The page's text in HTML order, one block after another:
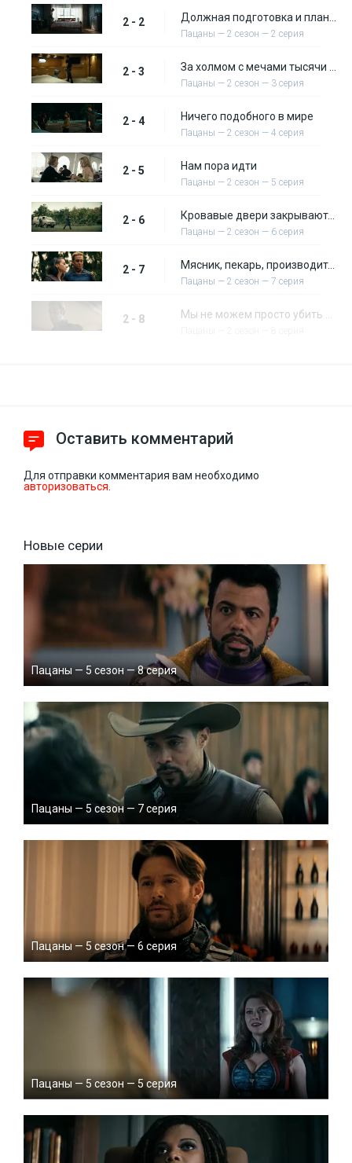
2 - 2
Пацаны — 2 сезон — 2 серия
2 - 3
Пацаны — 2 сезон — 3 серия
2 - 4 Ничего подобного в мире
Пацаны — 2 сезон — 4 серия
2 - 5 Нам пора идти
Пацаны — 2 сезон — 5 серия
2 - 6 Кровавые двери закрываются
Пацаны — 2 сезон — 6 серия
2 - 7 Мясник, пекарь, производитель подсвечников
Пацаны — 2 сезон — 7 серия
2 - 8
Оставить комментарий
Для отправки комментария вам необходимо
авторизоваться
Новые серии
Пацаны — 5 сезон — 8 серия
Пацаны — 5 сезон — 7 серия
Пацаны — 5 сезон — 6 серия
Пацаны — 5 сезон — 5 серия